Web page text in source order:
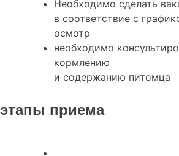
Необходимо сделать
в соответствие с
осмотр
необходимо
кормлению
и содержанию питомца
этапы приема